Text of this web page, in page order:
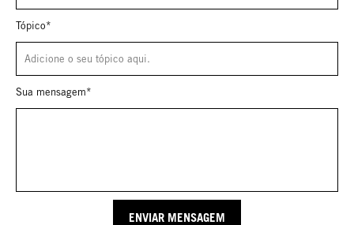
Tópico*
Sua mensagem*
ENVIAR MENSAGEM